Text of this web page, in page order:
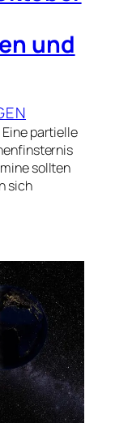
und
partielle
sollten
sich